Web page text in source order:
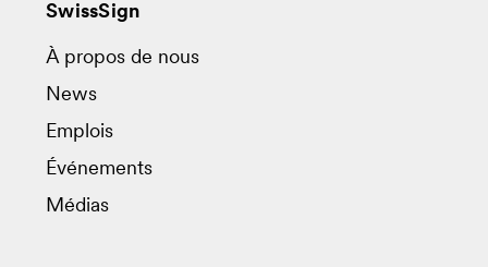
SwissSign
À propos de nous
News
Emplois
Événements
Médias